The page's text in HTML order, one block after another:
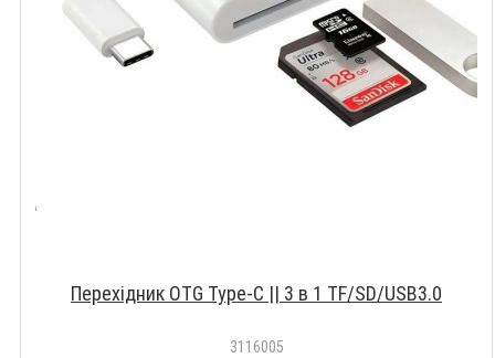
Перехідник OTG Type-C || 3 в 1 TF/SD/USB3.0
3116005